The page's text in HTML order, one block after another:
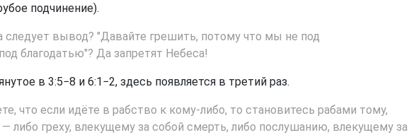
подчинение).
вывод? "Давайте грешить, потому что мы не под
благодатью"? Да запретят Небеса!
в 3:5−8 и 6:1−2, здесь появляется в третий раз.
что если идёте в рабство к кому-либо, то становитесь рабами тому,
либо греху, влекущему за собой смерть, либо послушанию, влекущему за